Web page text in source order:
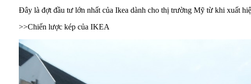
Đây là đợt đầu tư lớn nhất của Ikea dành cho thị trường Mỹ từ khi xuất
>>Chiến lược kép của IKEA